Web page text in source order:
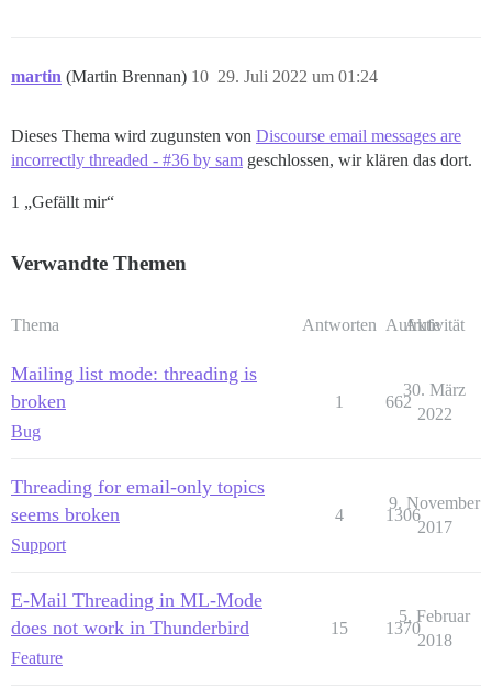
martin (Martin Brennan) 29. Juli 2022 um 01:24
10
Dieses Thema wird zugunsten von Discourse email messages are
incorrectly threaded - #36 by sam geschlossen, wir klären das dort.
1 „Gefällt mir“
Verwandte Themen
Thema Antworten Aufrufe
Aktivität
Mailing list mode: threading is
broken
Bug
1 662
30. März
2022
Threading for email-only topics
seems broken
Support
4 1306
9. November
2017
E-Mail Threading in ML-Mode
does not work in Thunderbird
Feature
15 1370
5. Februar
2018